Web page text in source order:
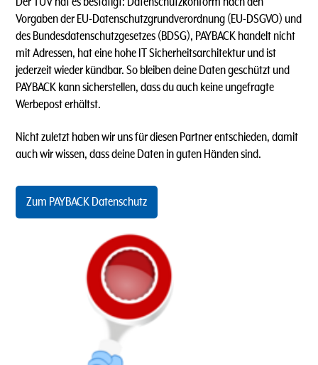
Vorgaben der EU-Datenschutzgrundverordnung (EU-DSGVO) und
des Bundesdatenschutzgesetzes (BDSG), PAYBACK handelt nicht
mit Adressen, hat eine hohe IT Sicherheitsarchitektur und ist
jederzeit wieder kündbar. So bleiben deine Daten geschützt und
PAYBACK kann sicherstellen, dass du auch keine ungefragte
Werbepost erhältst.
Nicht zuletzt haben wir uns für diesen Partner entschieden, damit
auch wir wissen, dass deine Daten in guten Händen sind.
Zum PAYBACK Datenschutz